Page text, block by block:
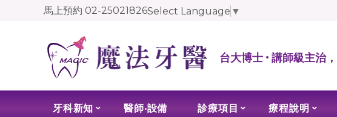
馬上預約 02-25021826Select Language ▼
台大博士 • 講師級主治
牙科新知 醫師‧設備 診療項目 療程說明